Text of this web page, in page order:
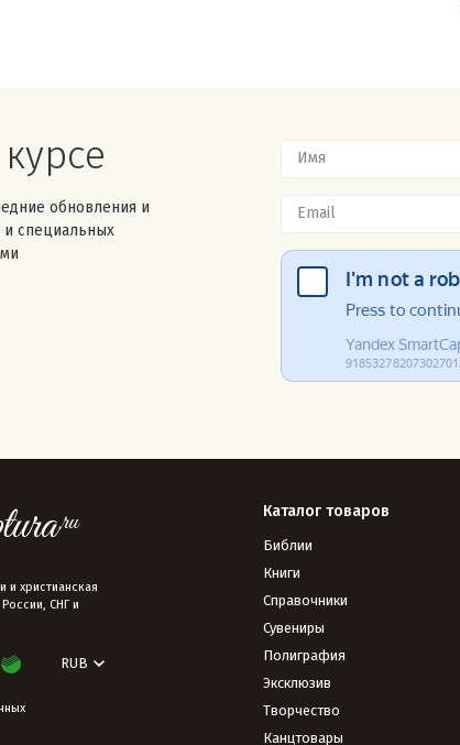
обновления и
и специальных
христианская
СНГ и
RUB
Каталог товаров
Библии
Книги
Справочники
Сувениры
Полиграфия
Эксклюзив
Творчество
Канцтовары